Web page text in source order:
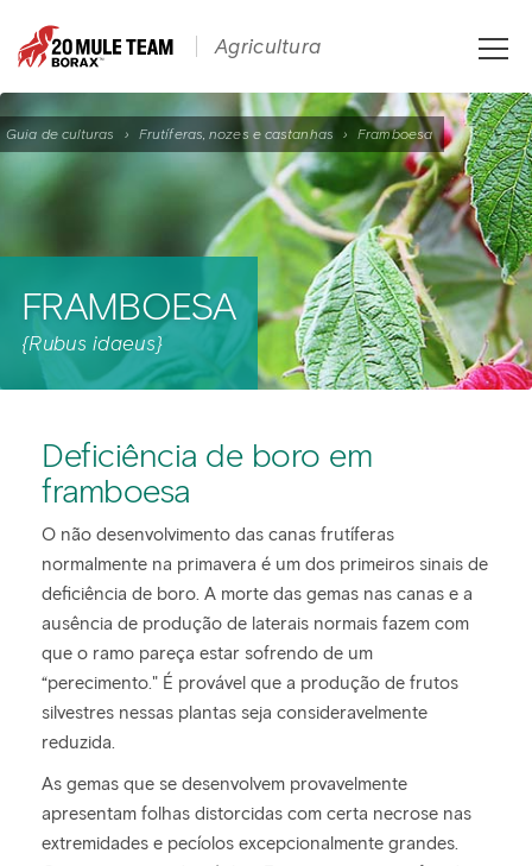
Guia de culturas › Frutíferas, nozes e castanhas › Framboesa
FRAMBOESA
{Rubus idaeus}
Deficiência de boro em
framboesa
O não desenvolvimento das canas frutíferas
normalmente na primavera é um dos primeiros sinais de
deficiência de boro. A morte das gemas nas canas e a
ausência de produção de laterais normais fazem com
que o ramo pareça estar sofrendo de um
“perecimento." É provável que a produção de frutos
silvestres nessas plantas seja consideravelmente
reduzida.
As gemas que se desenvolvem provavelmente
apresentam folhas distorcidas com certa necrose nas
extremidades e pecíolos excepcionalmente grandes.
Agricultura
Toggle